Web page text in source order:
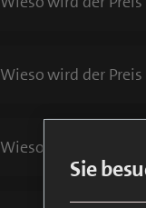
Wieso wird der
Wieso behalten
Sie